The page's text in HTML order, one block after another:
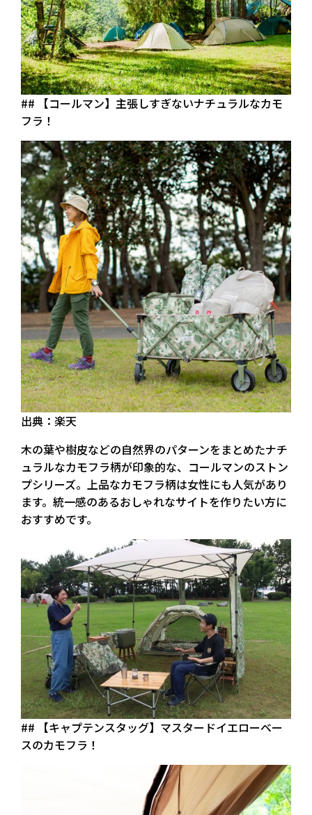
## 【コールマン】主張しすぎないナチュラルなカモ
フラ！
出典：楽天
木の葉や樹皮などの自然界のパターンをまとめたナチ
ュラルなカモフラ柄が印象的な、コールマンのストン
プシリーズ。上品なカモフラ柄は女性にも人気があり
ます。統一感のあるおしゃれなサイトを作りたい方に
おすすめです。
## 【キャプテンスタッグ】マスタードイエローベー
スのカモフラ！